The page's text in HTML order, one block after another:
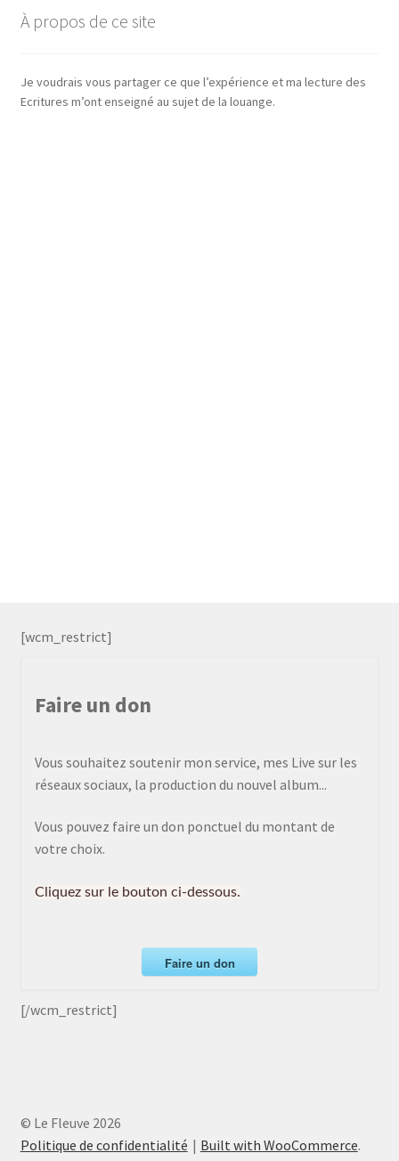
À propos de ce site
Je voudrais vous partager ce que l’expérience et ma lecture des
Ecritures m’ont enseigné au sujet de la louange.
[wcm_restrict]
Faire un don
Vous souhaitez soutenir mon service, mes Live sur les
réseaux sociaux, la production du nouvel album...
Vous pouvez faire un don ponctuel du montant de
votre choix.
Cliquez sur le bouton ci-dessous.
Faire un don
[/wcm_restrict]
© Le Fleuve 2026
Politique de confidentialité
Built with WooCommerce.